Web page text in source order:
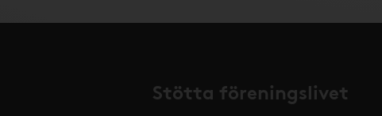
Stötta föreningslivet